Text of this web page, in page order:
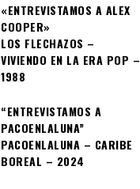
«ENTREVISTAMOS A ALEX
COOPER»
LOS FLECHAZOS –
VIVIENDO EN LA ERA POP –
1988
“ENTREVISTAMOS A
PACOENLALUNA”
PACOENLALUNA – CARIBE
BOREAL – 2024